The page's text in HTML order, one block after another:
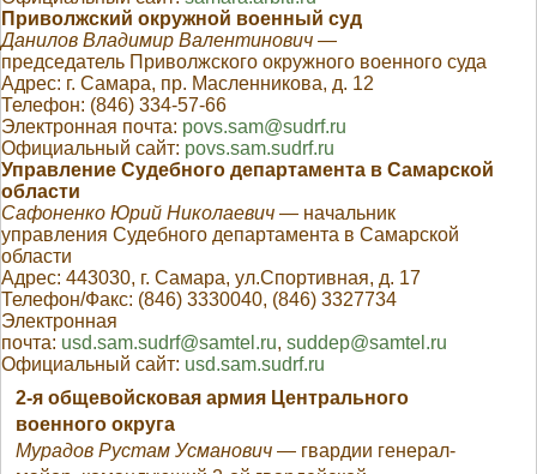
Приволжский окружной военный суд
Данилов Владимир Валентинович —
председатель Приволжского окружного военного суда
Адрес: г. Самара, пр. Масленникова, д. 12
Телефон: (846) 334-57-66
Электронная почта: povs.sam@sudrf.ru
Официальный сайт: povs.sam.sudrf.ru
Управление Судебного департамента в Самарской
области
Сафоненко Юрий Николаевич — начальник
управления Судебного департамента в Самарской
области
Адрес: 443030, г. Самара, ул.Спортивная, д. 17
Телефон/Факс: (846) 3330040, (846) 3327734
Электронная
почта: usd.sam.sudrf@samtel.ru, suddep@samtel.ru
Официальный сайт: usd.sam.sudrf.ru
2-я общевойсковая армия Центрального
военного округа
Мурадов Рустам Усманович — гвардии генерал-